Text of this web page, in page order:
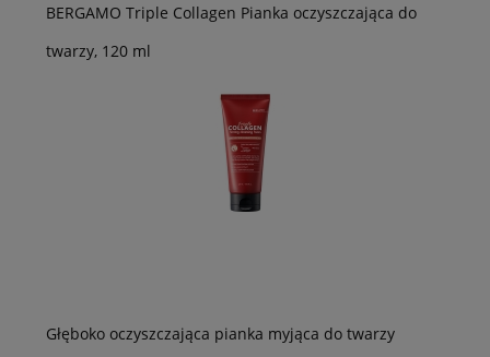
BERGAMO Triple Collagen Pianka oczyszczająca do
twarzy, 120 ml
Głęboko oczyszczająca pianka myjąca do twarzy